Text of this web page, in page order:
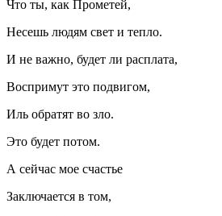
Что ты, как Прометей,
Несешь людям свет и тепло.
И не важно, будет ли расплата,
Воспримут это подвигом,
Иль обратят во зло.
Это будет потом.
А сейчас мое счастье
Заключается в том,